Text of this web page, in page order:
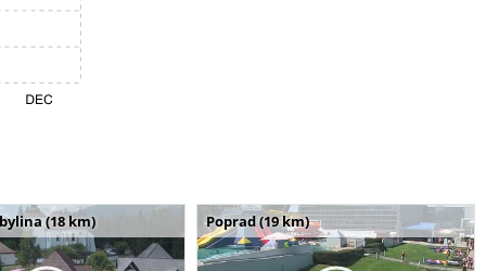
(18 km) Poprad (19 km)